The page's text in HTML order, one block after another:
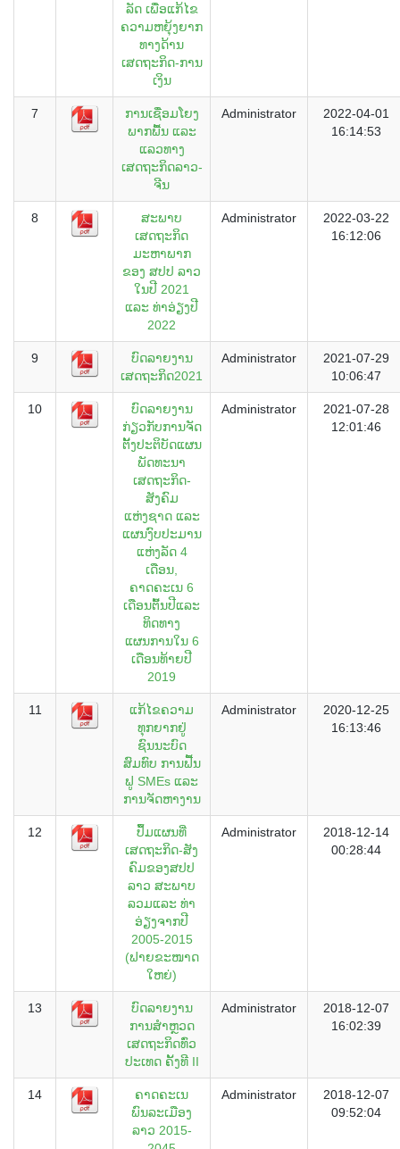
ລັດ ເພື່ອແກ້ໄຂ
ຄວາມຫຍຸ້ງຍາກ
ທາງດ້ານ
ເສດຖະກິດ-ການ
ເງິນ
7
ການເຊື່ອມໂຍງ
ພາກພື້ນ ແລະ
ແລວທາງ
ເສດຖະກິດລາວ-
ຈີນ
Administrator
2022-04-01
16:14:53
8
ສະພາບ
ເສດຖະກິດ
ມະຫາພາກ
ຂອງ ສປປ ລາວ
ໃນປີ 2021
ແລະ ທ່າອ່ຽງປີ
2022
Administrator
2022-03-22
16:12:06
9
ບົດລາຍງານ
ເສດຖະກິດ2021
Administrator
2021-07-29
10:06:47
10
ບົດລາຍງານ
ກ່ຽວກັບການຈັດ
ຕັັ້ງປະຕິບັດແຜນ
ພັດທະນາ
ເສດຖະກິດ-
ສັງຄົມ
ແຫ່ງຊາດ ແລະ
ແຜນງົບປະມານ
ແຫ່ງລັດ 4
ເດືອນ,
ຄາດຄະເນ 6
ເດືອນຕົັ້ນປີແລະ
ທິດທາງ
ແຜນການໃນ 6
ເດືອນທ້າຍປີ
2019
Administrator
2021-07-28
12:01:46
11
ແກ້ໄຂຄວາມ
ທຸກຍາກຢູ່
ຊົນນະບົດ
ສົມທົບ ການຟື້ນ
ຟູ SMEs ແລະ
ການຈັດຫາງານ
Administrator
2020-12-25
16:13:46
12
ປຶ້ມແຜນທີ່
ເສດຖະກິດ-ສັງ
ຄົມຂອງສປປ
ລາວ ສະພາບ
ລວມແລະ ທ່າ
ອ່ຽງຈາກປີ
2005-2015
(ຟາຍຂະໜາດ
ໃຫຍ່)
Administrator
2018-12-14
00:28:44
13
ບົດລາຍງານ
ການສຳຫຼວດ
ເສດຖະກິດທົ່ວ
ປະເທດ ຄັ້ງທີ II
Administrator
2018-12-07
16:02:39
14
ຄາດຄະເນ
ພົນລະເມືອງ
ລາວ 2015-
Administrator
2018-12-07
09:52:04